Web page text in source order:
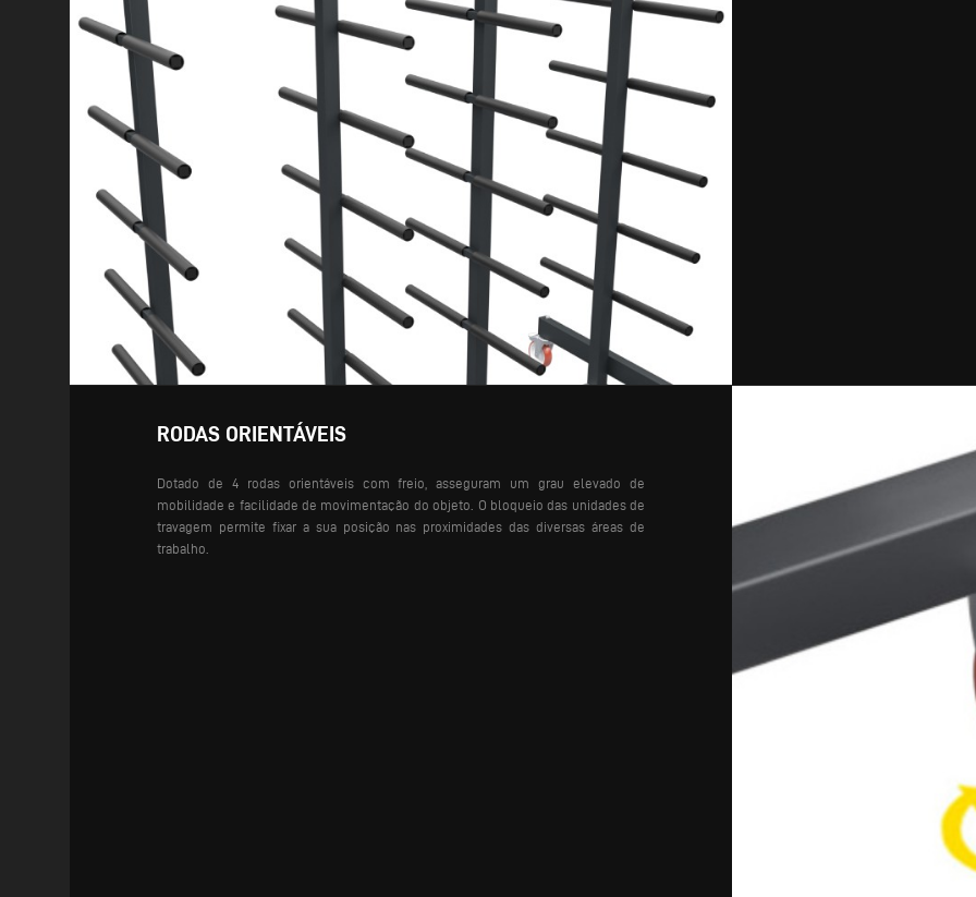
RODAS ORIENTÁVEIS
Dotado de 4 rodas orientáveis com freio, asseguram um grau elevado de
mobilidade e facilidade de movimentação do objeto. O bloqueio das unidades de
travagem permite fixar a sua posição nas proximidades das diversas áreas de
trabalho.